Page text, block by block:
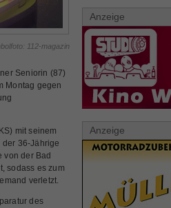
112-magazin
Seniorin (87)
Montag gegen
mit seinem
36-Jährige
von der Bad
sodass es zum
verletzt.
des
Anzeige
Anzeige